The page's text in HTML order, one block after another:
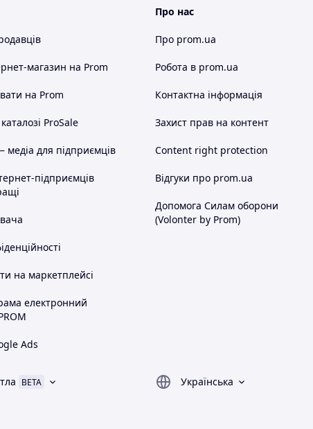
магазин на Prom
на Prom
ProSale
для підприємців
підприємців
на маркетплейсі
електронний
Ads
Про нас
Про prom.ua
Робота в prom.ua
Контактна інформація
Захист прав на контент
Content right protection
Відгуки про prom.ua
Допомога Силам оборони
(Volonter by Prom)
BETA
Українська